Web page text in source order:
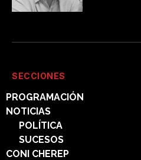
SECCIONES
PROGRAMACIÓN
NOTICIAS
POLÍTICA
SUCESOS
CONI CHEREP